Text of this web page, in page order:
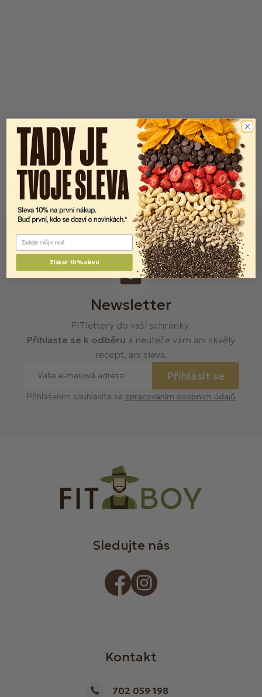
Newsletter
FITlettery do vaší schránky.
Přihlaste se k odběru a neuteče vám ani skvělý
recept, ani sleva.
Přihlásit se
Přihlášením souhlasíte se zpracováním osobních údajů
Sledujte nás
Kontakt
702 059 198
Email
Získat 10% slevu